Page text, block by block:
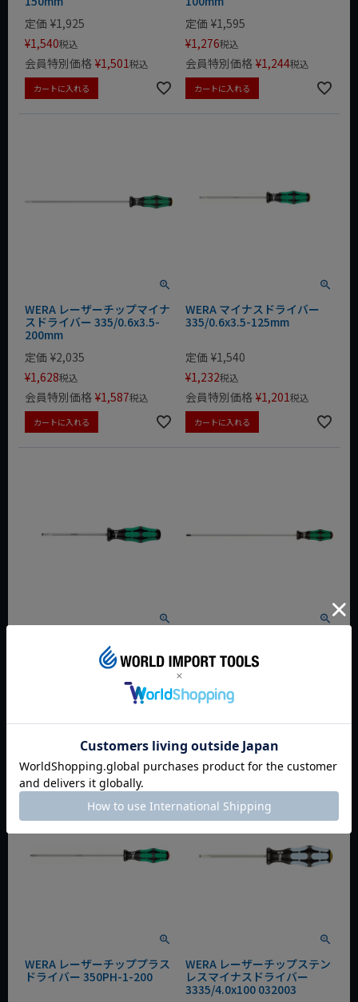
定価 ¥1,925
¥1,540税込
会員特別価格 ¥1,501税込
カートに入れる
定価 ¥1,595
¥1,276税込
会員特別価格 ¥1,244税込
カートに入れる
WERA レーザーチップマイナ
スドライバー 335/0.6x3.5-
200mm
定価 ¥2,035
¥1,628税込
会員特別価格 ¥1,587税込
カートに入れる
WERA マイナスドライバー
335/0.6x3.5-125mm
定価 ¥1,540
¥1,232税込
会員特別価格 ¥1,201税込
カートに入れる
WERA マイナスドライバー
335/0.6x3.5-100mm
カートに入れる
350PH-1-300 008715
¥2,332税込
カートに入れる
WERA レーザーチッププラス
ドライバー 350PH-1-200
WERA レーザーチップステン
レスマイナスドライバー
3335/4.0x100 032003